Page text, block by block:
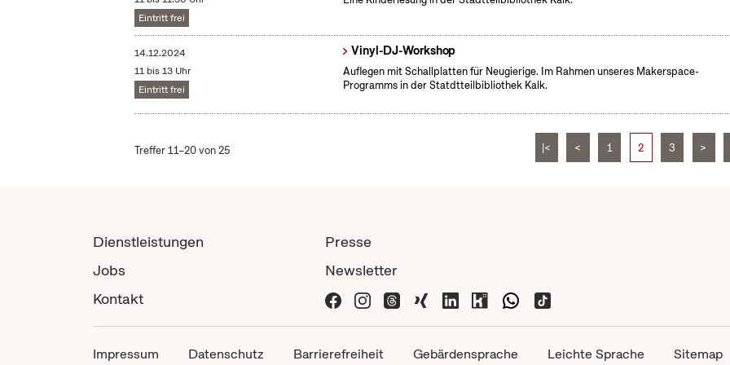
Eintritt frei
14.12.2024
11 bis 13 Uhr
Eintritt frei
Vinyl-DJ-Workshop
Auflegen mit Schallplatten für Neugierige. Im Rahmen unseres Makerspace-
Programms in der Statdtteilbibliothek Kalk.
Treffer 11–20 von 25 |< < 1 2 3 >
Dienstleistungen
Jobs
Kontakt
Presse
Newsletter
Impressum Datenschutz Barrierefreiheit Gebärdensprache Leichte Sprache Sitemap